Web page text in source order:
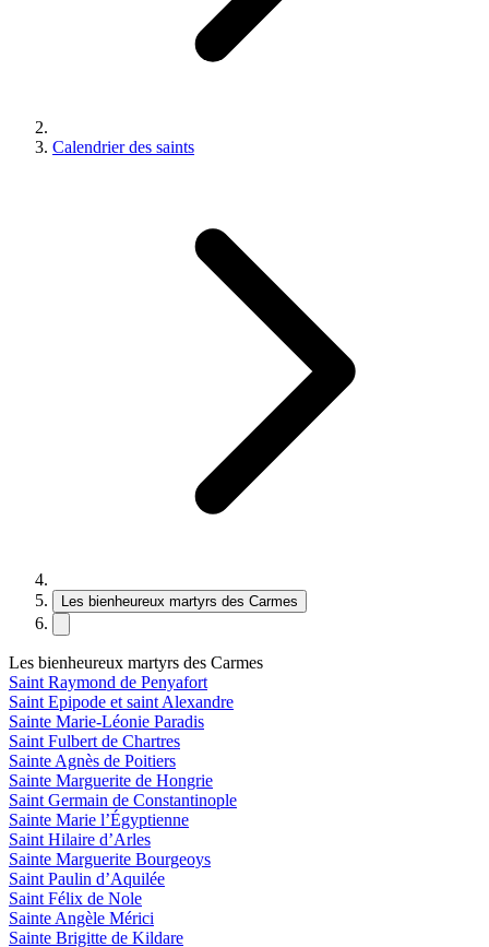
Calendrier des saints
Les bienheureux martyrs des Carmes
Les bienheureux martyrs des Carmes
Saint Raymond de Penyafort
Saint Epipode et saint Alexandre
Sainte Marie-Léonie Paradis
Saint Fulbert de Chartres
Sainte Agnès de Poitiers
Sainte Marguerite de Hongrie
Saint Germain de Constantinople
Sainte Marie l’Égyptienne
Saint Hilaire d’Arles
Sainte Marguerite Bourgeoys
Saint Paulin d’Aquilée
Saint Félix de Nole
Sainte Angèle Mérici
Sainte Brigitte de Kildare